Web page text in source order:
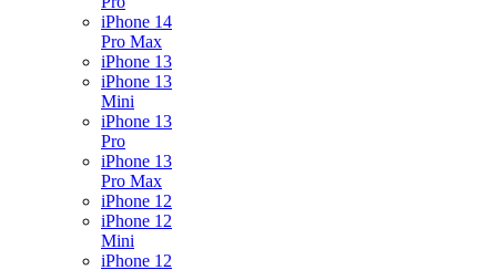
iPhone 14
Pro Max
iPhone 13
iPhone 13
Mini
iPhone 13
Pro
iPhone 13
Pro Max
iPhone 12
iPhone 12
Mini
iPhone 12